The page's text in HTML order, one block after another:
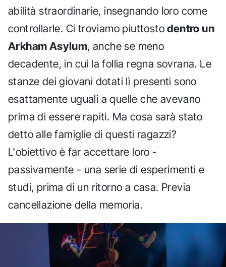
abilità straordinarie, insegnando loro come
controllarle. Ci troviamo piuttostodentro un
Arkham Asylum, anche se meno
decadente, in cui la follia regna sovrana. Le
stanze dei giovani dotati lì presenti sono
esattamente uguali a quelle che avevano
prima di essere rapiti. Ma cosa sarà stato
detto alle famiglie di questi ragazzi?
L'obiettivo è far accettare loro -
passivamente - una serie di esperimenti e
studi, prima di un ritorno a casa. Previa
cancellazione della memoria.